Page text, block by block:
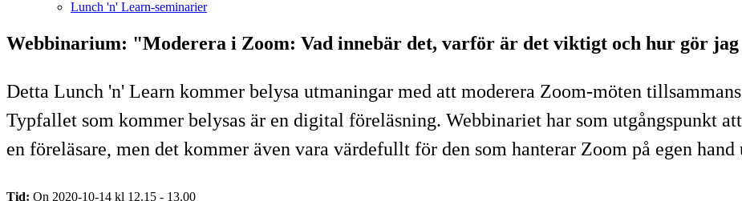
Lunch 'n' Learn-seminarier
Webbinarium: "Moderera i Zoom: Vad innebär det, varför är det viktigt och hur gör
Detta Lunch 'n' Learn kommer belysa utmaningar med att moderera Zoom-möten
Typfallet som kommer belysas är en digital föreläsning. Webbinariet har som utgångspunkt
en föreläsare, men det kommer även vara värdefullt för den som hanterar Zoom på egen
Tid: On 2020-10-14 kl 12.15 - 13.00